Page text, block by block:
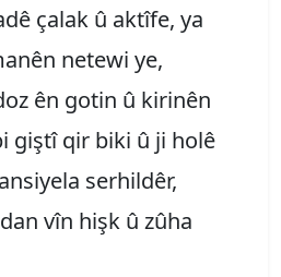
çalak û aktîfe, ya
netewi ye,
ên gotin û kirinên
giştî qir biki û ji holê
serhildêr,
vîn hişk û zûha